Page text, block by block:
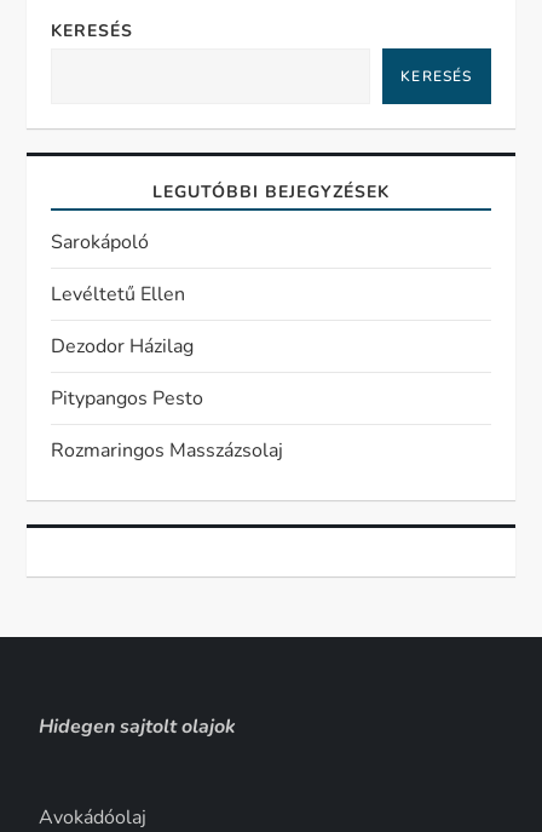
KERESÉS
KERESÉS
LEGUTÓBBI BEJEGYZÉSEK
Sarokápoló
Levéltetű Ellen
Dezodor Házilag
Pitypangos Pesto
Rozmaringos Masszázsolaj
Hidegen sajtolt olajok
Avokádóolaj